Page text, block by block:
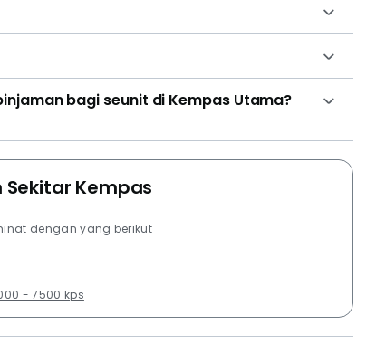
bagi seunit di Kempas Utama?
Sekitar Kempas
dengan yang berikut
- 7500 kps